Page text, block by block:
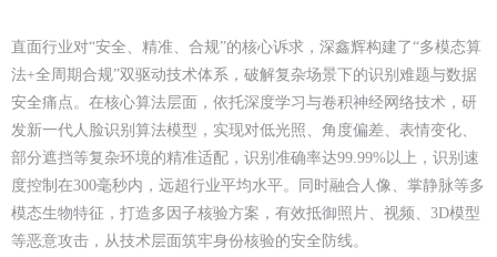
直面行业对“安全、精准、合规”的核心诉求，深鑫辉构建了“多模态算
法+全周期合规”双驱动技术体系，破解复杂场景下的识别难题与数据
安全痛点。在核心算法层面，依托深度学习与卷积神经网络技术，研
发新一代人脸识别算法模型，实现对低光照、角度偏差、表情变化、
部分遮挡等复杂环境的精准适配，识别准确率达99.99%以上，识别速
度控制在300毫秒内，远超行业平均水平。同时融合人像、掌静脉等多
模态生物特征，打造多因子核验方案，有效抵御照片、视频、3D模型
等恶意攻击，从技术层面筑牢身份核验的安全防线。